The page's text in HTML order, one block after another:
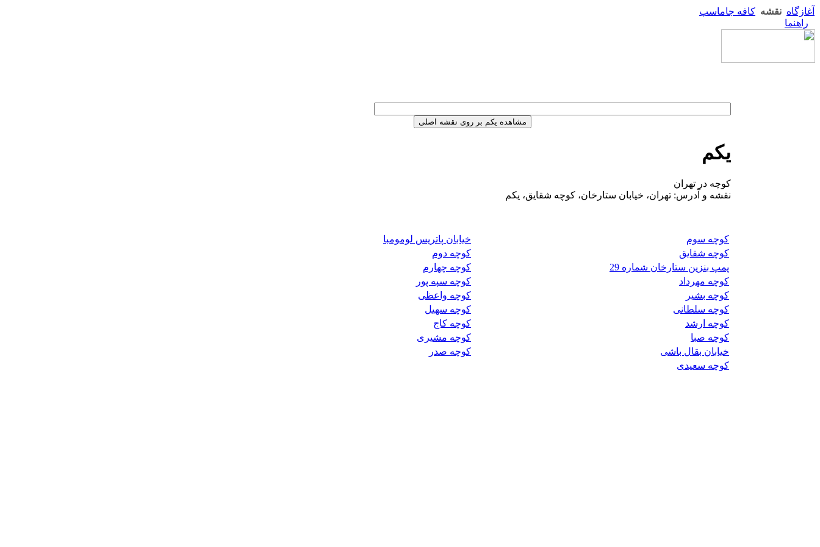
آغازگاه نقشه کافه جاماسپ
راهنما
یکم
کوچه در تهران
نقشه و آدرس: تهران، خیابان ستارخان، کوچه شقایق، یکم
کوچه سوم
خیابان پاتریس لومومبا
کوچه شقایق
کوچه دوم
پمپ بنزین ستارخان شماره 29
کوچه چهارم
کوچه مهرداد
کوچه سپه پور
کوچه بشیر
کوچه واعظی
کوچه سلطانی
کوچه سهیل
کوچه ارشد
کوچه کاج
کوچه صبا
کوچه مشیری
خیابان بقال باشی
کوچه صدر
کوچه سعیدی